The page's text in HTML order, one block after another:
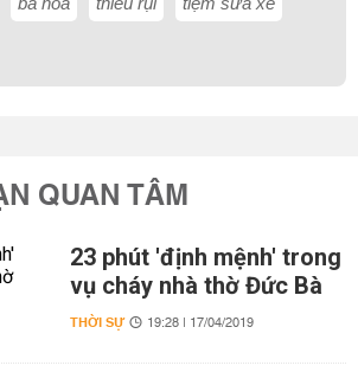
QUAN TÂM
23 phút 'định mệnh' trong
vụ cháy nhà thờ Đức Bà
THỜI SỰ 19:28 | 17/04/2019